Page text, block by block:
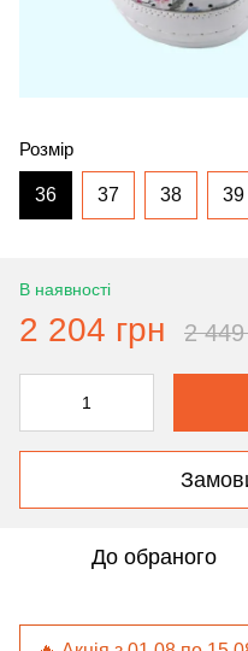
Розмір
36 37 38 39
В наявності
2 204 грн 2 449
До обраного